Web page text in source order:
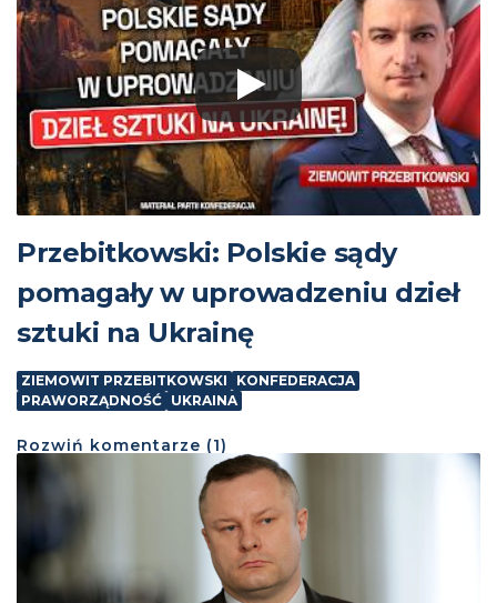
Przebitkowski: Polskie sądy
pomagały w uprowadzeniu dzieł
sztuki na Ukrainę
ZIEMOWIT PRZEBITKOWSKI
KONFEDERACJA
PRAWORZĄDNOŚĆ UKRAINA
Rozwiń komentarze (1)